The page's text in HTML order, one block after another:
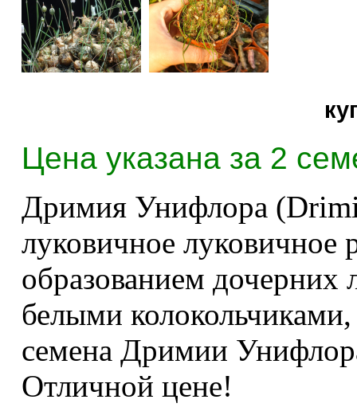
Цена указана за 2
Дримия Унифлора
луковичное луковичное
образованием дочерних
белыми
семена Дримии
Отличной цене!